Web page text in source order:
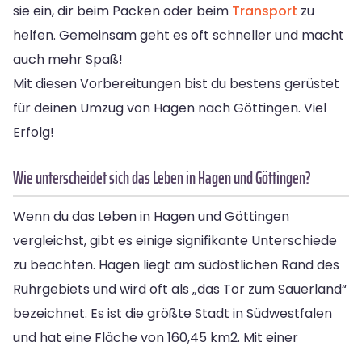
sie ein, dir beim Packen oder beim Transport zu
helfen. Gemeinsam geht es oft schneller und macht
auch mehr Spaß!
Mit diesen Vorbereitungen bist du bestens gerüstet
für deinen Umzug von Hagen nach Göttingen. Viel
Erfolg!
Wie unterscheidet sich das Leben in Hagen und Göttingen?
Wenn du das Leben in Hagen und Göttingen
vergleichst, gibt es einige signifikante Unterschiede
zu beachten. Hagen liegt am südöstlichen Rand des
Ruhrgebiets und wird oft als „das Tor zum Sauerland“
bezeichnet. Es ist die größte Stadt in Südwestfalen
und hat eine Fläche von 160,45 km2. Mit einer